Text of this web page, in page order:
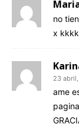
no
x
23
ame